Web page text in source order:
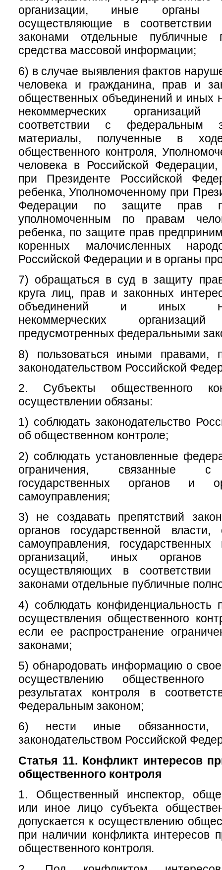
организации, иные органы
осуществляющие в
законами отдельные
средства массовой информации;
6) в случае выявления фактов
человека и гражданина, прав и
общественных объединений и иных
некоммерческих
соответствии с федеральным
материалы, полученные в
общественного контроля,
человека в Российской
при Президенте Российской
ребенка, Уполномоченному при
Федерации по защите прав
уполномоченным по правам
ребенка, по защите прав
коренных малочисленных
Российской Федерации и в органы
7) обращаться в суд в защиту
круга лиц, прав и законных
объединений и иных
некоммерческих
предусмотренных федеральными
8) пользоваться иными правами,
законодательством Российской
2. Субъекты общественного
осуществлении обязаны:
1) соблюдать законодательство
об общественном контроле;
2) соблюдать установленные
ограничения, связанные с
государственных органов и
самоуправления;
3) не создавать препятствий
органов государственной власти,
самоуправления,
организаций, иных органов
осуществляющих в
законами отдельные публичные
4) соблюдать конфиденциальность
осуществления общественного
если ее распространение
законами;
5) обнародовать информацию о
осуществлению
результатах контроля в
Федеральным законом;
6) нести иные обязанности,
законодательством Российской
Статья 11. Конфликт интересов
общественного контроля
1. Общественный инспектор,
или иное лицо субъекта
допускается к осуществлению
при наличии конфликта интересов
общественного контроля.